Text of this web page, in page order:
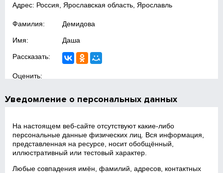
Адрес: Россия, Ярославская область, Ярославль
Фамилия: Демидова
Имя: Даша
Рассказать:
Оценить:
Уведомление о персональных данных
На настоящем веб‑сайте отсутствуют какие‑либо
персональные данные физических лиц. Вся информация,
представленная на ресурсе, носит обобщённый,
иллюстративный или тестовый характер.
Любые совпадения имён, фамилий, адресов, контактных